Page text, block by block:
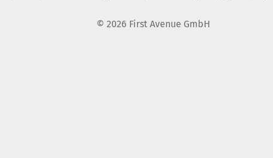
© 2026 First Avenue GmbH